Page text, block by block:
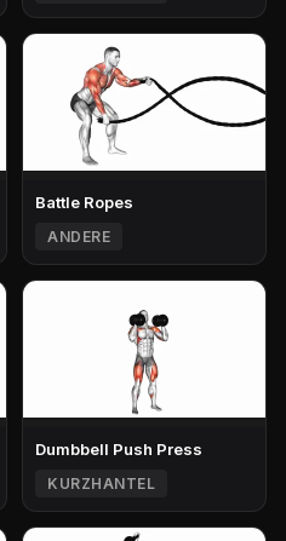
Battle Ropes
ANDERE
Dumbbell Push Press
KURZHANTEL